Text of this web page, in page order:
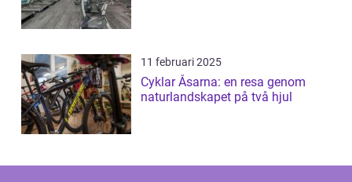
11 februari 2025
Cyklar Åsarna: en resa genom
naturlandskapet på två hjul